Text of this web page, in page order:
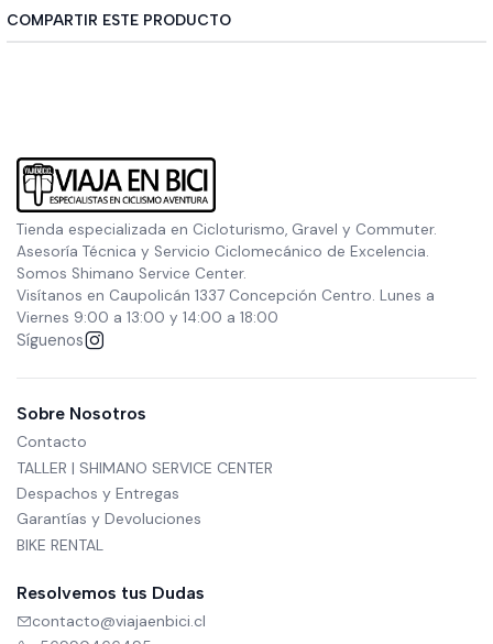
COMPARTIR ESTE PRODUCTO
Tienda especializada en Cicloturismo, Gravel y Commuter.
Asesoría Técnica y Servicio Ciclomecánico de Excelencia.
Somos Shimano Service Center.
Visítanos en Caupolicán 1337 Concepción Centro. Lunes a
Viernes 9:00 a 13:00 y 14:00 a 18:00
Síguenos
Sobre Nosotros
Contacto
TALLER | SHIMANO SERVICE CENTER
Despachos y Entregas
Garantías y Devoluciones
BIKE RENTAL
Resolvemos tus Dudas
contacto@viajaenbici.cl